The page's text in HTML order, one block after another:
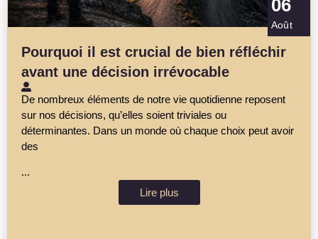
06
Août
Pourquoi il est crucial de bien réfléchir
avant une décision irrévocable
De nombreux éléments de notre vie quotidienne reposent
sur nos décisions, qu’elles soient triviales ou
déterminantes. Dans un monde où chaque choix peut avoir
des
...
Lire plus